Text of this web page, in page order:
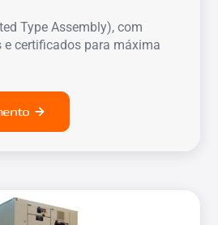
Type Assembly), com
certificados para máxima